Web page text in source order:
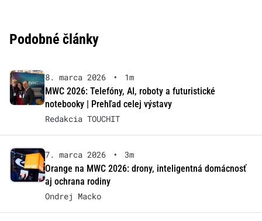
Podobné články
8. marca 2026 •
1m
MWC 2026: Telefóny, AI, roboty a futuristické
notebooky | Prehľad celej výstavy
Redakcia TOUCHIT
7. marca 2026 •
3m
Orange na MWC 2026: drony, inteligentná domácnosť
aj ochrana rodiny
Ondrej Macko